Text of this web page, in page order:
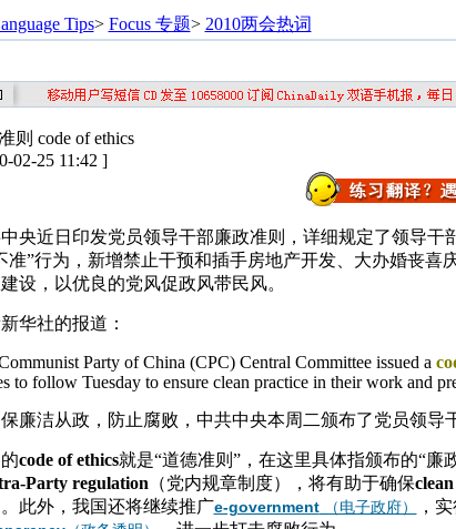
Tips> Focus 专题> 2010两会热词
则 code of ethics
02-25 11:42 ]
央近日印发党员领导干部廉政准则，详细规定了领导干
准”行为，新增禁止干预和插手房地产开发、大办婚丧喜
设，以优良的党风促政风带民风。
华社的报道：
Party of China (CPC) Central Committee issued a
to follow Tuesday to ensure clean practice in their work and
廉洁从政，防止腐败，中共中央本周二颁布了党员领导
code of ethics就是“道德准则”，在这里具体指颁布的“廉
Party regulation （党内规章制度），将有助于确保
此外，我国还将继续推广e-government（电子政府） ，